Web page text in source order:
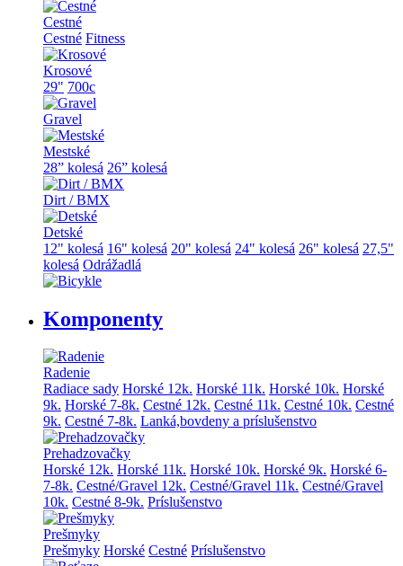
Cestné
Cestné Fitness
Krosové
29" 700c
Gravel
Mestské
28” kolesá 26” kolesá
Dirt / BMX
Detské
12" kolesá 16" kolesá 20" kolesá 24" kolesá 26" kolesá 27,5"
kolesá Odrážadlá
Komponenty
Radenie
Radiace sady Horské 12k. Horské 11k. Horské 10k. Horské
9k. Horské 7-8k. Cestné 12k. Cestné 11k. Cestné 10k. Cestné
9k. Cestné 7-8k. Lanká,bovdeny a príslušenstvo
Prehadzovačky
Horské 12k. Horské 11k. Horské 10k. Horské 9k. Horské 6-
7-8k. Cestné/Gravel 12k. Cestné/Gravel 11k. Cestné/Gravel
10k. Cestné 8-9k. Príslušenstvo
Prešmyky
Prešmyky Horské Cestné Príslušenstvo